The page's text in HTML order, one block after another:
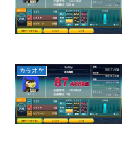
カラオケ